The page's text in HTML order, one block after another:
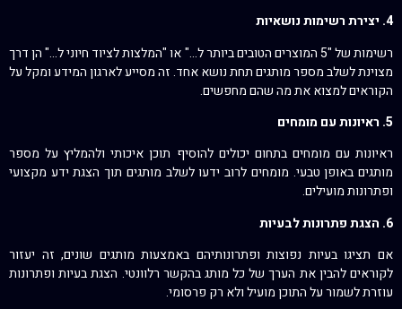
4. יצירת רשימות נושאיות
רשימות של "5 המוצרים הטובים ביותר ל…" או "המלצות לציוד חיוני ל…" הן דרך
מצוינת לשלב מספר מותגים תחת נושא אחד. זה מסייע לארגון המידע ומקל על
הקוראים למצוא את מה שהם מחפשים.
5. ראיונות עם מומחים
ראיונות עם מומחים בתחום יכולים להוסיף תוכן איכותי ולהמליץ על מספר
מותגים באופן טבעי. מומחים לרוב ידעו לשלב מותגים תוך הצגת ידע מקצועי
ופתרונות מועילים.
6. הצגת פתרונות לבעיות
אם תציגו בעיות נפוצות ופתרונותיהם באמצעות מותגים שונים, זה יעזור
לקוראים להבין את הערך של כל מותג בהקשר רלוונטי. הצגת בעיות ופתרונות
עוזרת לשמור על התוכן מועיל ולא רק פרסומי.